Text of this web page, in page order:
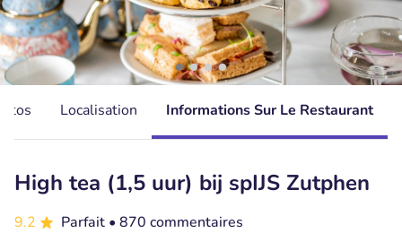
Localisation Informations Sur Le Restaurant
High tea (1,5 uur) bij spIJS Zutphen
9.2 Parfait • 870 commentaires